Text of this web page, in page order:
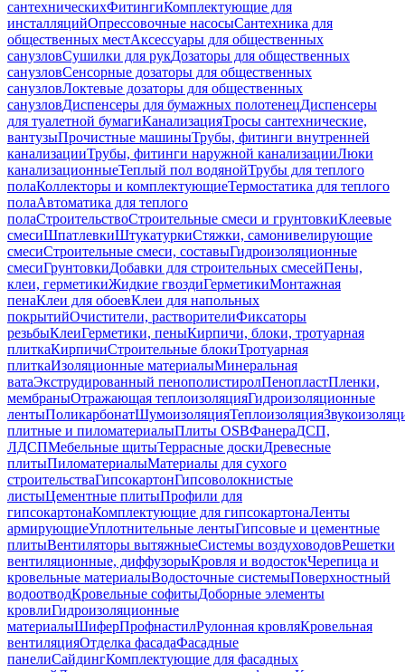
сантехническихФитингиКомплектующие для
инсталляцийОпрессовочные насосыСантехника для
общественных местАксессуары для общественных
санузловСушилки для рукДозаторы для общественных
санузловСенсорные дозаторы для общественных
санузловЛоктевые дозаторы для общественных
санузловДиспенсеры для бумажных полотенецДиспенсеры
для туалетной бумагиКанализацияТросы сантехнические,
вантузыПрочистные машиныТрубы, фитинги внутренней
канализацииТрубы, фитинги наружной канализацииЛюки
канализационныеТеплый пол водянойТрубы для теплого
полаКоллекторы и комплектующиеТермостатика для теплого
полаАвтоматика для теплого
полаСтроительствоСтроительные смеси и грунтовкиКлеевые
смесиШпатлевкиШтукатуркиСтяжки, самонивелирующие
смесиСтроительные смеси, составыГидроизоляционные
смесиГрунтовкиДобавки для строительных смесейПены,
клеи, герметикиЖидкие гвоздиГерметикиМонтажная
пенаКлеи для обоевКлеи для напольных
покрытийОчистители, растворителиФиксаторы
резьбыКлеиГерметики, пеныКирпичи, блоки, тротуарная
плиткаКирпичиСтроительные блокиТротуарная
плиткаИзоляционные материалыМинеральная
ватаЭкструдированный пенополистиролПенопластПленки,
мембраныОтражающая теплоизоляцияГидроизоляционные
лентыПоликарбонатШумоизоляцияТеплоизоляция
плитные и пиломатериалыПлиты OSBФанераДСП,
ЛДСПМебельные щитыТеррасные доскиДревесные
плитыПиломатериалыМатериалы для сухого
строительстваГипсокартонГипсоволокнистые
листыЦементные плитыПрофили для
гипсокартонаКомплектующие для гипсокартонаЛенты
армирующиеУплотнительные лентыГипсовые и цементные
плитыВентиляторы вытяжныеСистемы воздуховодовРешетки
вентиляционные, диффузорыКровля и водостокЧерепица и
кровельные материалыВодосточные системыПоверхностный
водоотводКровельные софитыДоборные элементы
кровлиГидроизоляционные
материалыШиферПрофнастилРулонная кровляКровельная
вентиляцияОтделка фасадаФасадные
панелиСайдингКомплектующие для фасадных